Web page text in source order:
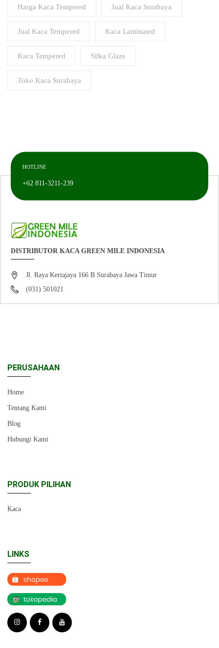
Harga Kaca Tempered Jual Kaca Surabaya
Jual Kaca Tempered Kaca Laminated
Kaca Tempered Silka Glaze
Toko Kaca Surabaya
HOTLINE
+62 811-3211-239
DISTRIBUTOR KACA GREEN MILE INDONESIA
Jl. Raya Kertajaya 166 B Surabaya Jawa Timur
(031) 501021
PERUSAHAAN
Home
Tentang Kami
Blog
Hubungi Kami
PRODUK PILIHAN
Kaca
LINKS